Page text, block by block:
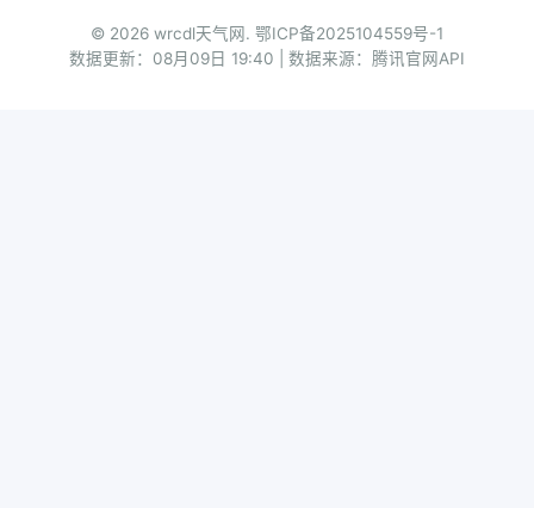
© 2026 wrcdl天气网. 鄂ICP备2025104559号-1
数据更新：08月09日 19:40 | 数据来源：腾讯官网API